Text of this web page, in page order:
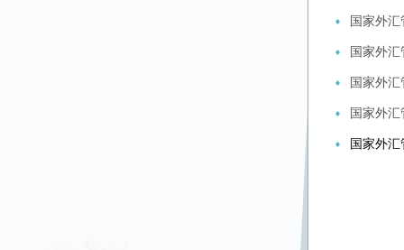
国家外
国家外
国家外
国家外
国家外